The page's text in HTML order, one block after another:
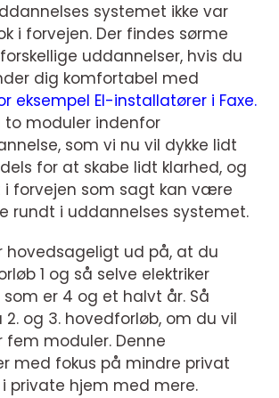
systemet ikke var
i forvejen. Der findes sørme
uddannelser, hvis du
dig komfortabel med
eksempel El-installatører i Faxe.
to moduler indenfor
som vi nu vil dykke lidt
for at skabe lidt klarhed, og
i forvejen som sagt kan være
rundt i uddannelses systemet.
hovedsageligt ud på, at du
1 og så selve elektriker
er 4 og et halvt år. Så
og 3. hovedforløb, om du vil
fem moduler. Denne
med fokus på mindre privat
private hjem med mere.